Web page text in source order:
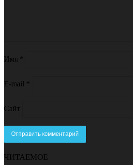
Имя *
E-mail *
Сайт
ЧИТАЕМОЕ